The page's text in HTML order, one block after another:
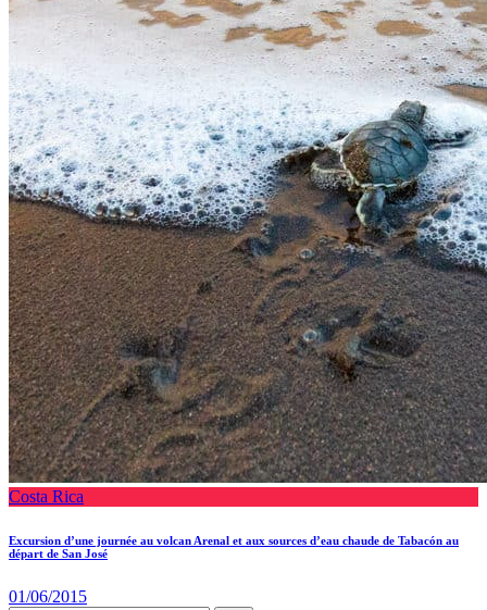
Costa Rica
Excursion d’une journée au volcan Arenal et aux sources d’eau chaude de Tabacón au
départ de San José
01/06/2015